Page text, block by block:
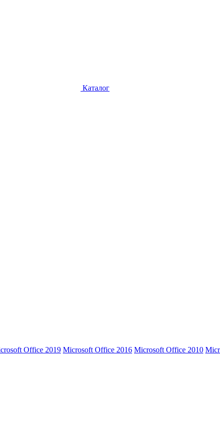
Каталог
Office 2019 Microsoft Office 2016 Microsoft Office 2010